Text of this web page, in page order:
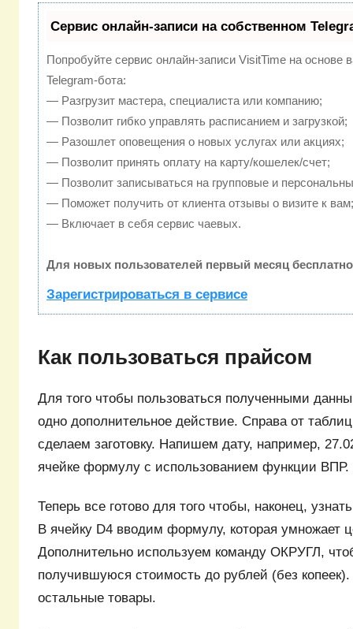
Сервис онлайн-записи на собственном
Попробуйте сервис онлайн-записи VisitTime на основе
Telegram-бота:
— Разгрузит мастера, специалиста или компанию;
— Позволит гибко управлять расписанием и загрузкой;
— Разошлет оповещения о новых услугах или акциях;
— Позволит принять оплату на карту/кошелек/счет;
— Позволит записываться на групповые и
— Поможет получить от клиента отзывы о визите к вам;
— Включает в себя сервис чаевых.
Для новых пользователей первый месяц
Зарегистрироваться в сервисе
Как пользоваться прайсом
Для того чтобы пользоваться полученными
одно дополнительное действие. Справа от
сделаем заготовку. Напишем дату, например,
ячейке формулу с использованием функции ВПР.
Теперь все готово для того чтобы, наконец,
В ячейку D4 вводим формулу, которая умножает
Дополнительно используем команду ОКРУГЛ,
получившуюся стоимость до рублей (без
остальные товары.